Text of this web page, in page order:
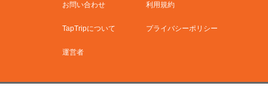
お問い合わせ 利用規約
TapTripについて プライバシーポリシー
運営者